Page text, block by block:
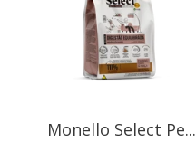
Monello Select Pe...